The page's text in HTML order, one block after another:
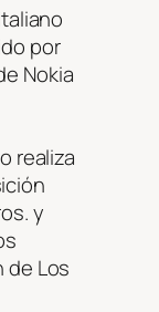
por
Nokia
realiza
y
de Los